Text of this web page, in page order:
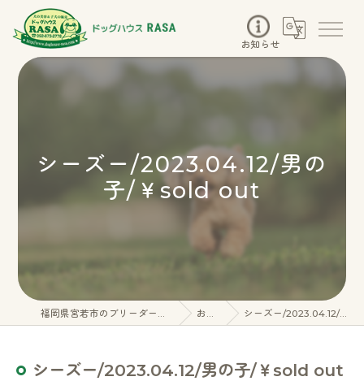
お知らせ
シーズー/2023.04.12/男の
子/￥sold out
福岡県宮若市のブリーダーならドッグハウスRASA お知らせ シーズー/2023.04.12/男の子/￥sold out
シーズー/2023.04.12/男の子/￥sold out